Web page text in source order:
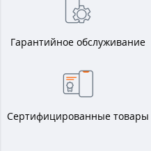
Гарантийное обслуживание
Сертифицированные товары